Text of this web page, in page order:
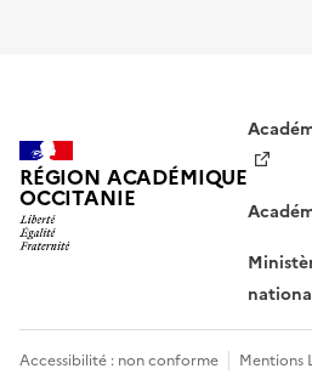
RÉGION ACADÉMIQUE
OCCITANIE
Accessibilité : non conforme Mentions